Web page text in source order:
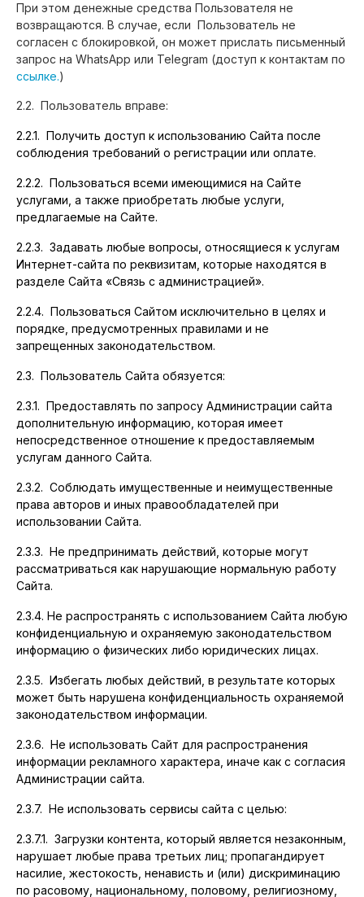
При этом денежные средства Пользователя не
возвращаются. В случае, если Пользователь не
согласен с блокировкой, он может прислать письменный
запрос на WhatsApp или Telegram (доступ к контактам по
ссылке.)
2.2. Пользователь вправе:
2.2.1. Получить доступ к использованию Сайта после
соблюдения требований о регистрации или оплате.
2.2.2. Пользоваться всеми имеющимися на Сайте
услугами, а также приобретать любые услуги,
предлагаемые на Сайте.
2.2.3. Задавать любые вопросы, относящиеся к услугам
Интернет-сайта по реквизитам, которые находятся в
разделе Сайта «Связь с администрацией».
2.2.4. Пользоваться Сайтом исключительно в целях и
порядке, предусмотренных правилами и не
запрещенных законодательством.
2.3. Пользователь Сайта обязуется:
2.3.1. Предоставлять по запросу Администрации сайта
дополнительную информацию, которая имеет
непосредственное отношение к предоставляемым
услугам данного Сайта.
2.3.2. Соблюдать имущественные и неимущественные
права авторов и иных правообладателей при
использовании Сайта.
2.3.3. Не предпринимать действий, которые могут
рассматриваться как нарушающие нормальную работу
Сайта.
2.3.4. Не распространять с использованием Сайта любую
конфиденциальную и охраняемую законодательством
информацию о физических либо юридических лицах.
2.3.5. Избегать любых действий, в результате которых
может быть нарушена конфиденциальность охраняемой
законодательством информации.
2.3.6. Не использовать Сайт для распространения
информации рекламного характера, иначе как с согласия
Администрации сайта.
2.3.7. Не использовать сервисы сайта с целью:
2.3.7.1. Загрузки контента, который является незаконным,
нарушает любые права третьих лиц; пропагандирует
насилие, жестокость, ненависть и (или) дискриминацию
по расовому, национальному, половому, религиозному,